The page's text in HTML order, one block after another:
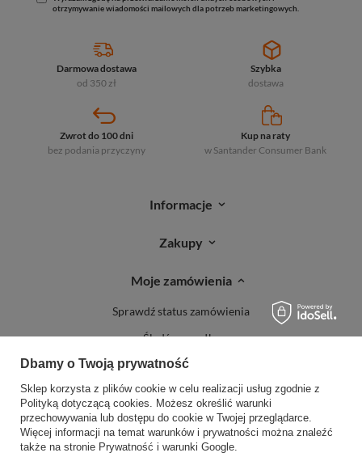
otrzymywanie wiadomości mailowych dla potrzeb marketingowych.
Darmowa dostawa
od 350 zł
Szybka
dostawa
Zwrot do 100 dni
bez podania przyczyny
Kup na raty
w Santander Consumer Bank
Informacje
Zakupy
Moje zamówienia
Sprawdź status zamówienia
Śledź przesyłkę
Reklamacje
Zwroty
Dbamy o Twoją prywatność
Sklep korzysta z plików cookie w celu realizacji usług zgodnie z
Polityką dotyczącą cookies. Możesz określić warunki
przechowywania lub dostępu do cookie w Twojej przeglądarce.
Więcej informacji na temat warunków i prywatności można znaleźć
także na stronie Prywatność i warunki Google.